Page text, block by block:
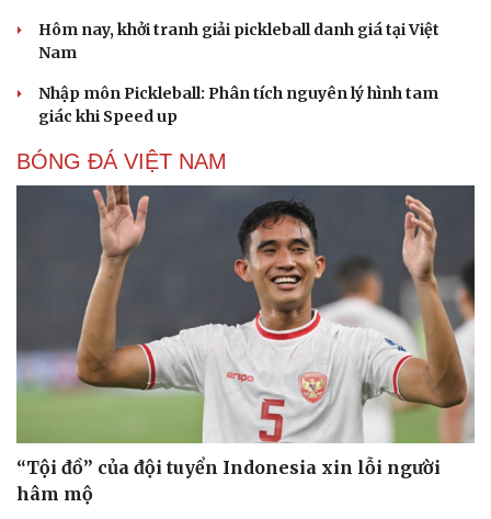
Hôm nay, khởi tranh giải pickleball danh giá tại Việt
Nam
Nhập môn Pickleball: Phân tích nguyên lý hình tam
giác khi Speed up
BÓNG ĐÁ VIỆT NAM
“Tội đồ” của đội tuyển Indonesia xin lỗi người
hâm mộ